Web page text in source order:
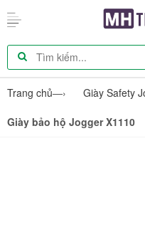
Trang chủ—› Giày Safety
Giày bảo hộ Jogger X1110